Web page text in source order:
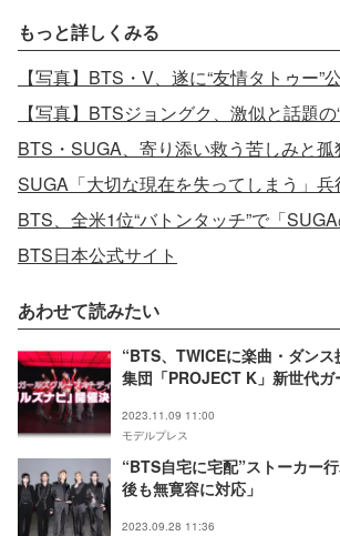
もっと詳しくみる
【写真】BTSジョングク、激似と話題の
BTS・SUGA、寄り添い救う苦しみと孤
SUGA「大切な現在を失ってしまう」
BTS日本公式サイト
あわせて読みたい
“BTS、TWICEに楽曲・ダン
集団「PROJECT K」新世代ガ
2023.11.09 11:00
モデルプレス
“BTS自宅に宅配”ストーカー
後も無寛容に対応」
2023.09.28 11:36